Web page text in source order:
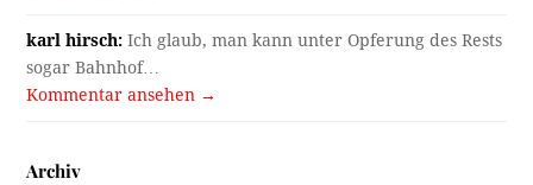
karl hirsch: Ich glaub, man kann unter Opferung des Rests
sogar Bahnhof…
Kommentar ansehen →
Archiv